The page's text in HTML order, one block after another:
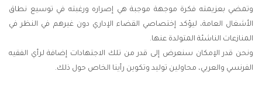
وتمضي بعزيمته فكرة موجهة موجبة هي إصراره ورغبته في توسيع نطاق
الأشغال العامة، ليؤكد إختصاصي القضاء الإداري دون غيرهم في النظر في
المنازعات الناشئة المتولدة عنها.
ونحن قدر الإمكان سنعرض إلى قدر من تلك الاجتهادات إضافة لرأي الفقيه
الفرنسي والعربي، محاولين توليد وتكوين رأينا الخاص حول ذلك.